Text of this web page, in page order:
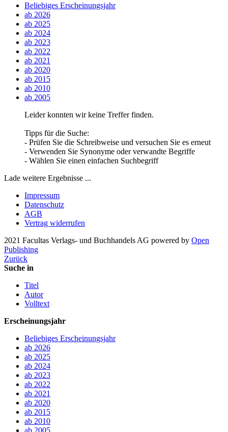
Beliebiges Erscheinungsjahr
ab 2026
ab 2025
ab 2024
ab 2023
ab 2022
ab 2021
ab 2020
ab 2015
ab 2010
ab 2005
Leider konnten wir keine Treffer finden.
Tipps für die Suche:
- Prüfen Sie die Schreibweise und versuchen Sie es erneut
- Verwenden Sie Synonyme oder verwandte Begriffe
- Wählen Sie einen einfachen Suchbegriff
Lade weitere Ergebnisse ...
Impressum
Datenschutz
AGB
Vertrag widerrufen
2021 Facultas Verlags- und Buchhandels AG powered by Open
Publishing
Zurück
Suche in
Titel
Autor
Volltext
Erscheinungsjahr
Beliebiges Erscheinungsjahr
ab 2026
ab 2025
ab 2024
ab 2023
ab 2022
ab 2021
ab 2020
ab 2015
ab 2010
ab 2005